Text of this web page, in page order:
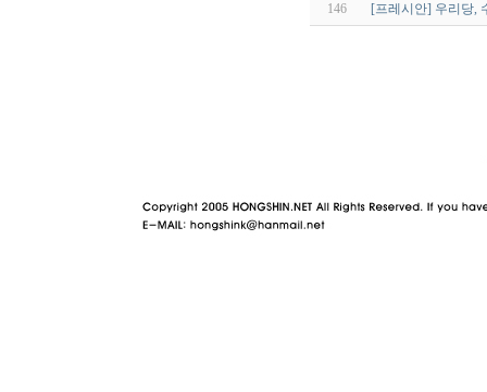
146 [프레시안] 우리당,